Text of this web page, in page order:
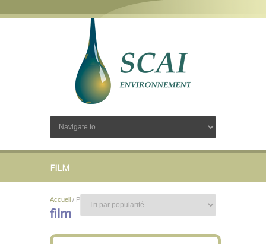
FILM
Accueil / Produits identifiés “film”
film